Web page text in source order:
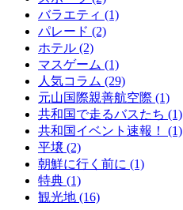
バラエティ (1)
パレード (2)
ホテル (2)
マスゲーム (1)
人気コラム (29)
元山国際親善航空際 (1)
共和国で走るバスたち (1)
共和国イベント速報！ (1)
平壌 (2)
朝鮮に行く前に (1)
特典 (1)
観光地 (16)